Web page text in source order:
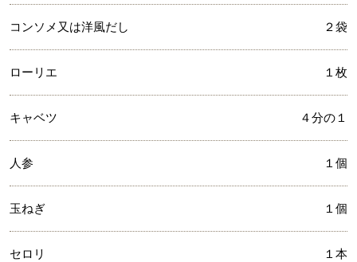
コンソメ又は洋風だし ２袋
ローリエ １枚
キャベツ ４分の１
人参 １個
玉ねぎ １個
セロリ １本